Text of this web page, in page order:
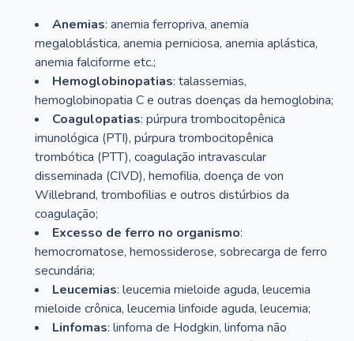
Anemias: anemia ferropriva, anemia
megaloblástica, anemia perniciosa, anemia aplástica,
anemia falciforme etc.;
Hemoglobinopatias: talassemias,
hemoglobinopatia C e outras doenças da hemoglobina;
Coagulopatias: púrpura trombocitopênica
imunológica (PTI), púrpura trombocitopênica
trombótica (PTT), coagulação intravascular
disseminada (CIVD), hemofilia, doença de von
Willebrand, trombofilias e outros distúrbios da
coagulação;
Excesso de ferro no organismo:
hemocromatose, hemossiderose, sobrecarga de ferro
secundária;
Leucemias: leucemia mieloide aguda, leucemia
mieloide crônica, leucemia linfoide aguda, leucemia;
Linfomas: linfoma de Hodgkin, linfoma não